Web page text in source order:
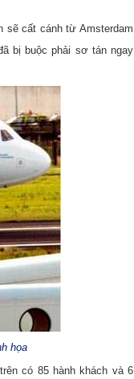
sẽ cất cánh từ Amsterdam
bị buộc phải sơ tán ngay
họa
có 85 hành khách và 6